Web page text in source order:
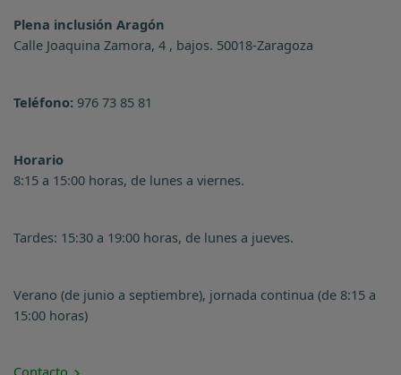
Plena inclusión Aragón
Calle Joaquina Zamora, 4 , bajos. 50018-Zaragoza
Teléfono: 976 73 85 81
Horario
8:15 a 15:00 horas, de lunes a viernes.
Tardes: 15:30 a 19:00 horas, de lunes a jueves.
Verano (de junio a septiembre), jornada continua (de 8:15 a
15:00 horas)